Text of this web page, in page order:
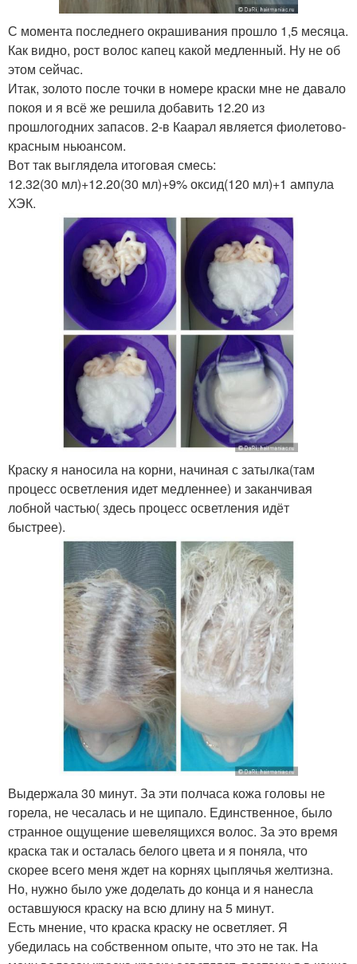
С момента последнего окрашивания прошло 1,5 месяца.
Как видно, рост волос капец какой медленный. Ну не об
этом сейчас.
Итак, золото после точки в номере краски мне не давало
покоя и я всё же решила добавить 12.20 из
прошлогодних запасов. 2-в Каарал является фиолетово-
красным ньюансом.
Вот так выглядела итоговая смесь:
12.32(30 мл)+12.20(30 мл)+9% оксид(120 мл)+1 ампула
ХЭК.
Краску я наносила на корни, начиная с затылка(там
процесс осветления идет медленнее) и заканчивая
лобной частью( здесь процесс осветления идёт
быстрее).
Выдержала 30 минут. За эти полчаса кожа головы не
горела, не чесалась и не щипало. Единственное, было
странное ощущение шевелящихся волос. За это время
краска так и осталась белого цвета и я поняла, что
скорее всего меня ждет на корнях цыплячья желтизна.
Но, нужно было уже доделать до конца и я нанесла
оставшуюся краску на всю длину на 5 минут.
Есть мнение, что краска краску не осветляет. Я
убедилась на собственном опыте, что это не так. На